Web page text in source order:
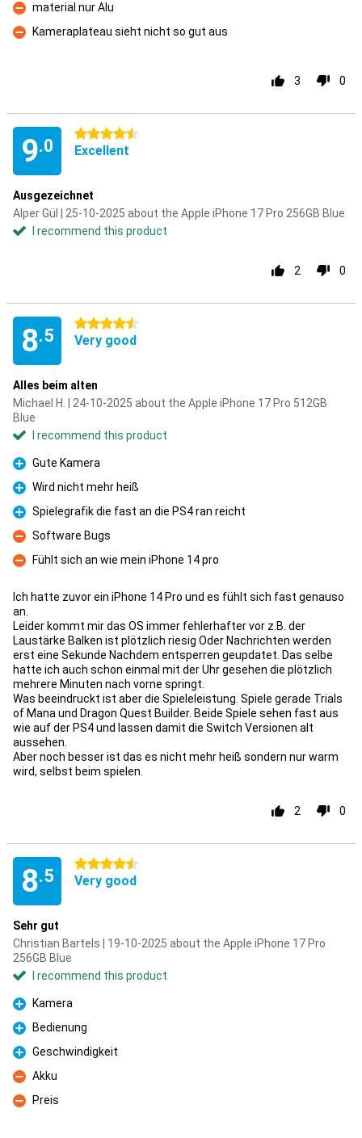
Con
material nur Alu
Con
Kameraplateau sieht nicht so gut aus
3 0
9.0
4.5 stars
Excellent
Ausgezeichnet
Alper Gül | 25-10-2025 about the Apple iPhone 17 Pro 256GB Blue
I recommend this product
2 0
8.5
4.5 stars
Very good
Alles beim alten
Michael H. | 24-10-2025 about the Apple iPhone 17 Pro 512GB
Blue
I recommend this product
Pro
Gute Kamera
Pro
Wird nicht mehr heiß
Pro
Spielegrafik die fast an die PS4 ran reicht
Con
Software Bugs
Con
Fühlt sich an wie mein iPhone 14 pro
Ich hatte zuvor ein iPhone 14 Pro und es fühlt sich fast genauso
an.
Leider kommt mir das OS immer fehlerhafter vor z.B. der
Laustärke Balken ist plötzlich riesig Oder Nachrichten werden
erst eine Sekunde Nachdem entsperren geupdatet. Das selbe
hatte ich auch schon einmal mit der Uhr gesehen die plötzlich
mehrere Minuten nach vorne springt.
Was beeindruckt ist aber die Spieleleistung. Spiele gerade Trials
of Mana und Dragon Quest Builder. Beide Spiele sehen fast aus
wie auf der PS4 und lassen damit die Switch Versionen alt
aussehen.
Aber noch besser ist das es nicht mehr heiß sondern nur warm
wird, selbst beim spielen.
2 0
8.5
4.5 stars
Very good
Sehr gut
Christian Bartels | 19-10-2025 about the Apple iPhone 17 Pro
256GB Blue
I recommend this product
Pro
Kamera
Pro
Bedienung
Pro
Geschwindigkeit
Con
Akku
Con
Preis